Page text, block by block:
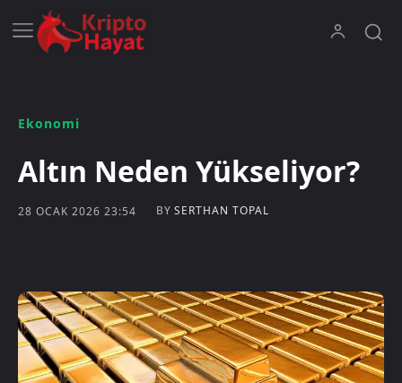
Ekonomi
Altın Neden Yükseliyor?
28 OCAK 2026 23:54 BY SERTHAN TOPAL